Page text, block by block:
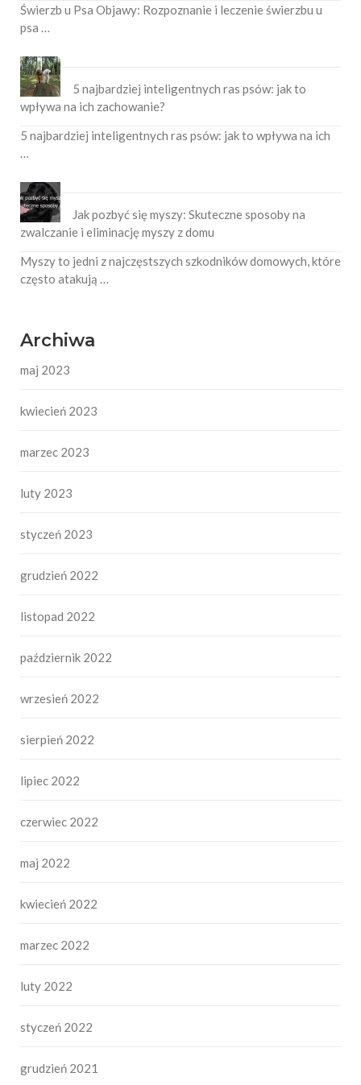
Świerzb u Psa Objawy: Rozpoznanie i leczenie świerzbu u
psa …
5 najbardziej inteligentnych ras psów: jak to
wpływa na ich zachowanie?
5 najbardziej inteligentnych ras psów: jak to wpływa na ich
…
Jak pozbyć się myszy: Skuteczne sposoby na
zwalczanie i eliminację myszy z domu
Myszy to jedni z najczęstszych szkodników domowych, które
często atakują …
Archiwa
maj 2023
kwiecień 2023
marzec 2023
luty 2023
styczeń 2023
grudzień 2022
listopad 2022
październik 2022
wrzesień 2022
sierpień 2022
lipiec 2022
czerwiec 2022
maj 2022
kwiecień 2022
marzec 2022
luty 2022
styczeń 2022
grudzień 2021